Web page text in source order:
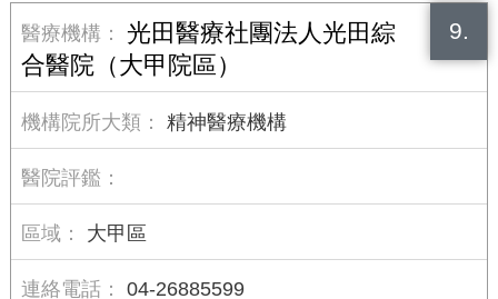
9.
光田醫療社團法人光田綜
合醫院（大甲院區）
精神醫療機構
大甲區
04-26885599